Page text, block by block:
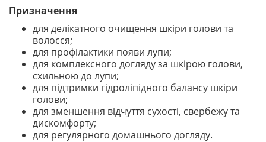
Призначення
для делікатного очищення шкіри голови та
волосся;
для профілактики появи лупи;
для комплексного догляду за шкірою голови,
схильною до лупи;
для підтримки гідроліпідного балансу шкіри
голови;
для зменшення відчуття сухості, свербежу та
дискомфорту;
для регулярного домашнього догляду.